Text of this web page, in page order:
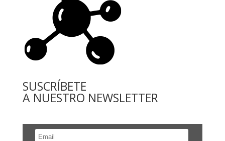
SUSCRÍBETE
A NUESTRO NEWSLETTER